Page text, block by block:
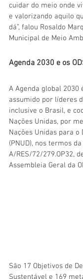
cuidar do meio onde
e valorizando aquilo
dá”, falou Rosaldo
Municipal de Meio
Agenda 2030 e os
A Agenda global 2030
assumido por líderes
inclusive o Brasil, e
Nações Unidas, por
Nações Unidas para o
(PNUD), nos termos
A/RES/72/279.OP32,
Assembleia Geral da
São 17 Objetivos de
Sustentável e 169